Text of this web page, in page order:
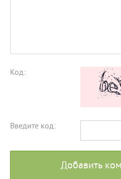
Код:
Введите код:
Добавить